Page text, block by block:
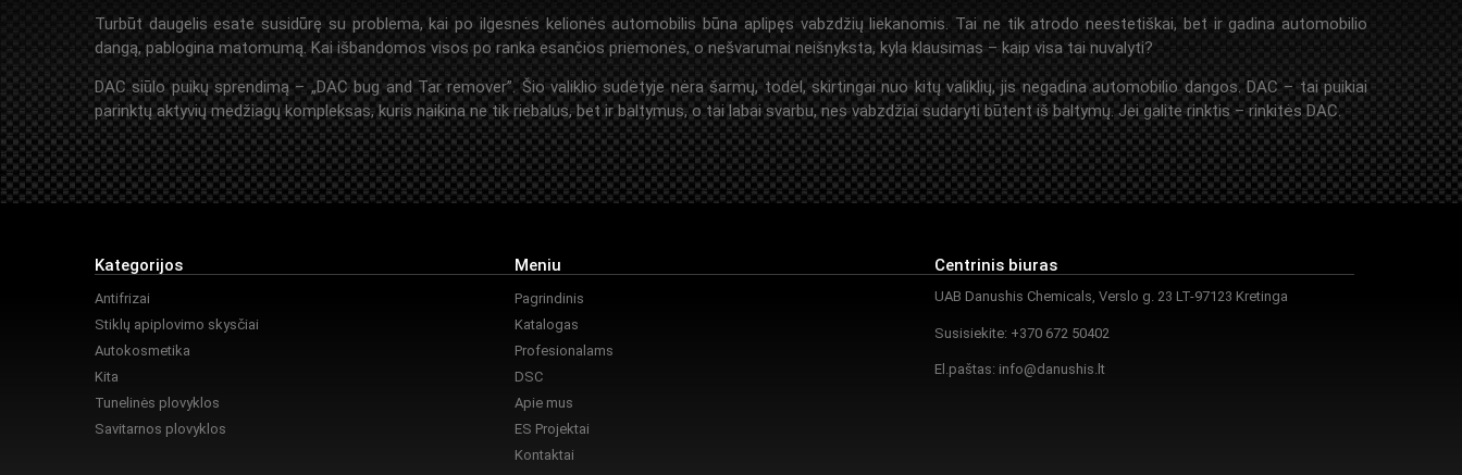
Turbūt daugelis esate susidūrę su problema, kai po ilgesnės kelionės automobilis būna aplipęs vabzdžių liekanomis. Tai ne tik atrodo neestetiškai, bet ir gadina automobilio
dangą, pablogina matomumą. Kai išbandomos visos po ranka esančios priemonės, o nešvarumai neišnyksta, kyla klausimas – kaip visa tai nuvalyti?
DAC siūlo puikų sprendimą – „DAC bug and Tar remover”. Šio valiklio sudėtyje nėra šarmų, todėl, skirtingai nuo kitų valiklių, jis negadina automobilio dangos. DAC – tai puikiai
parinktų aktyvių medžiagų kompleksas, kuris naikina ne tik riebalus, bet ir baltymus, o tai labai svarbu, nes vabzdžiai sudaryti būtent iš baltymų. Jei galite rinktis – rinkitės DAC.
Kategorijos
Antifrizai
Stiklų apiplovimo skysčiai
Autokosmetika
Kita
Tunelinės plovyklos
Savitarnos plovyklos
Meniu
Pagrindinis
Katalogas
Profesionalams
DSC
Apie mus
ES Projektai
Kontaktai
Centrinis biuras
UAB Danushis Chemicals, Verslo g. 23 LT-97123 Kretinga
Susisiekite: +370 672 50402
El.paštas: info@danushis.lt